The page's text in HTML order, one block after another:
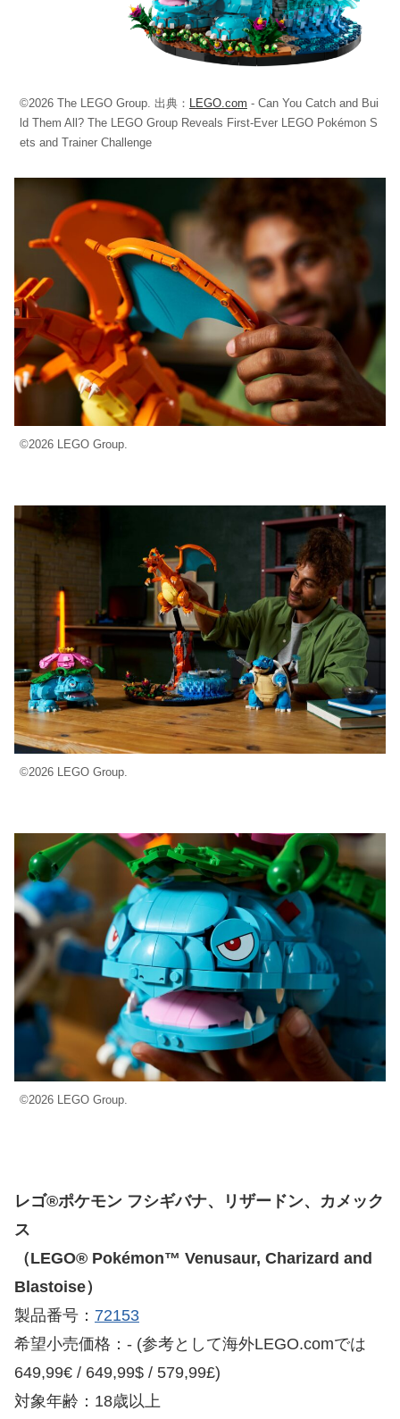
©2026 The LEGO Group. 出典： LEGO.com - Can You Catch and Bui
ld Them All? The LEGO Group Reveals First-Ever LEGO Pokémon S
ets and Trainer Challenge
©2026 LEGO Group.
©2026 LEGO Group.
©2026 LEGO Group.
レゴ®ポケモン フシギバナ、リザードン、カメック
ス
（LEGO® Pokémon™ Venusaur, Charizard and
Blastoise）
製品番号： 72153
希望小売価格：- (参考として海外LEGO.comでは
649,99€ / 649,99$ / 579,99£)
対象年齢：18歳以上